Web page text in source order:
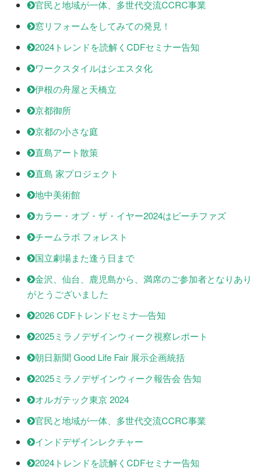
官民と地域が一体、多世代交流CCRC事業
窓リフォームをしてみての発見！
2024トレンドを読解くCDFセミナー告知
ワークスタイルはシエスタ化
伊根の舟屋と天橋立
京都御所
京都の小さな庭
直島アート散策
直島 家プロジェクト
地中美術館
カラー・オブ・ザ・イヤー2024はピーチファズ
チームラボ フォレスト
国立劇場また逢う日まで
金沢、仙台、鹿児島から、満席のご参加者となりあり
がとうございました
2026 CDFトレンドセミナ―告知
2025ミラノデザインウィーク視察レポート
朝日新聞 Good Life Fair 展示企画統括
2025ミラノデザインウィーク報告会 告知
オルガテック東京 2024
官民と地域が一体、多世代交流CCRC事業
インドデザインレクチャー
2024トレンドを読解くCDFセミナー告知